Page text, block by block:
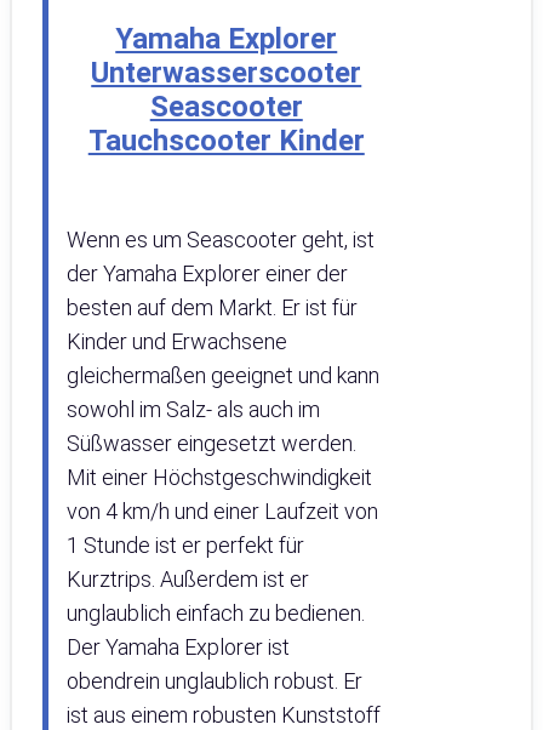
Yamaha Explorer
Unterwasserscooter
Seascooter
Tauchscooter Kinder
Wenn es um Seascooter geht, ist
der Yamaha Explorer einer der
besten auf dem Markt. Er ist für
Kinder und Erwachsene
gleichermaßen geeignet und kann
sowohl im Salz- als auch im
Süßwasser eingesetzt werden.
Mit einer Höchstgeschwindigkeit
von 4 km/h und einer Laufzeit von
1 Stunde ist er perfekt für
Kurztrips. Außerdem ist er
unglaublich einfach zu bedienen.
Der Yamaha Explorer ist
obendrein unglaublich robust. Er
ist aus einem robusten Kunststoff